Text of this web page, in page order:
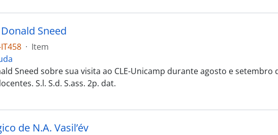
Sneed
· Item
Sneed sobre sua visita ao CLE-Unicamp durante agosto e setembro
S.l. S.d. S.ass. 2p. dat.
de N.A. Vasil’év